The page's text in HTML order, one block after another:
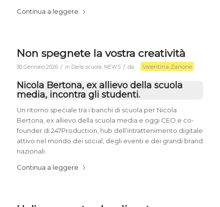
Continua a leggere
Non spegnete la vostra creatività
30 Gennaio 2026 / in Dalla scuola, NEWS / da Valentina Zanone
Nicola Bertona, ex allievo della scuola
media, incontra gli studenti.
Un ritorno speciale tra i banchi di scuola per Nicola
Bertona, ex allievo della scuola media e oggi CEO e co-
founder di 247Production, hub dell’intrattenimento digitale
attivo nel mondo dei social, degli eventi e dei grandi brand
nazionali.
Continua a leggere